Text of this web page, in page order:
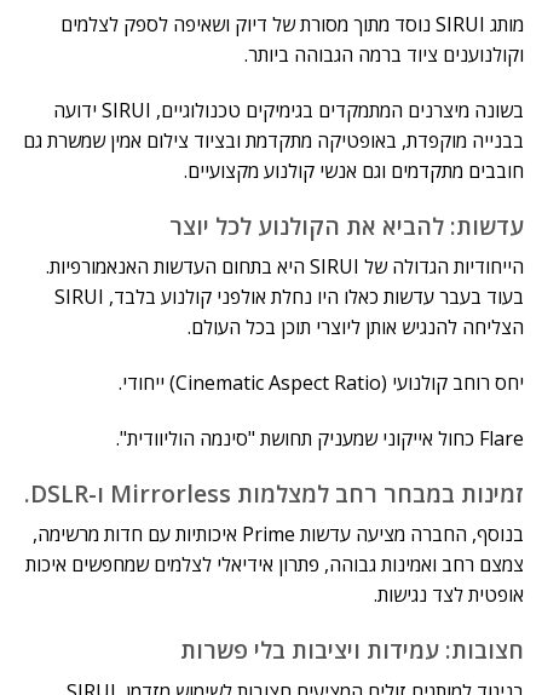
מותג SIRUI נוסד מתוך מסורת של דיוק ושאיפה לספק לצלמים
וקולנוענים ציוד ברמה הגבוהה ביותר.
בשונה מיצרנים המתמקדים בגימיקים טכנולוגיים, SIRUI ידועה
בבנייה מוקפדת, באופטיקה מתקדמת ובציוד צילום אמין שמשרת גם
חובבים מתקדמים וגם אנשי קולנוע מקצועיים.
עדשות: להביא את הקולנוע לכל יוצר
הייחודיות הגדולה של SIRUI היא בתחום העדשות האנאמורפיות.
בעוד בעבר עדשות כאלו היו נחלת אולפני קולנוע בלבד, SIRUI
הצליחה להנגיש אותן ליוצרי תוכן בכל העולם.
יחס רוחב קולנועי (Cinematic Aspect Ratio) ייחודי.
Flare כחול אייקוני שמעניק תחושת "סינמה הוליוודית".
זמינות במבחר רחב למצלמות Mirrorless ו-DSLR.
בנוסף, החברה מציעה עדשות Prime איכותיות עם חדות מרשימה,
צמצם רחב ואמינות גבוהה, פתרון אידיאלי לצלמים שמחפשים איכות
אופטית לצד נגישות.
חצובות: עמידות ויציבות בלי פשרות